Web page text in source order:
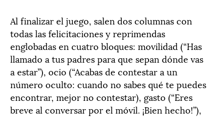
Al finalizar el juego, salen dos columnas con
todas las felicitaciones y reprimendas
englobadas en cuatro bloques: movilidad (“Has
llamado a tus padres para que sepan dónde vas
a estar”), ocio (“Acabas de contestar a un
número oculto: cuando no sabes qué te puedes
encontrar, mejor no contestar), gasto (“Eres
breve al conversar por el móvil. ¡Bien hecho!”),